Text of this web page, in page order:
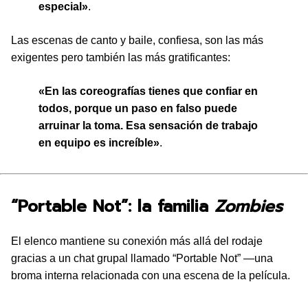
especial».
Las escenas de canto y baile, confiesa, son las más
exigentes pero también las más gratificantes:
«En las coreografías tienes que confiar en
todos, porque un paso en falso puede
arruinar la toma. Esa sensación de trabajo
en equipo es increíble».
“Portable Not”: la familia Zombies
El elenco mantiene su conexión más allá del rodaje
gracias a un chat grupal llamado “Portable Not” —una
broma interna relacionada con una escena de la película.